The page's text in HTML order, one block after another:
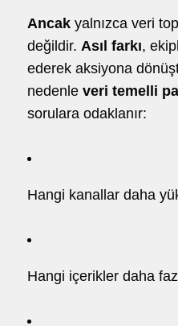
Ancak yalnızca veri
değildir. Asıl farkı,
ederek aksiyona
nedenle veri temelli
sorulara odaklanır:
Hangi kanallar daha
Hangi içerikler daha